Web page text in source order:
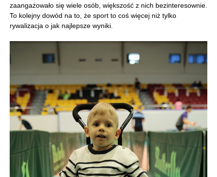
zaangażowało się wiele osób, większość z nich bezinteresownie.
To kolejny dowód na to, że sport to coś więcej niż tylko
rywalizacja o jak najlepsze wyniki.